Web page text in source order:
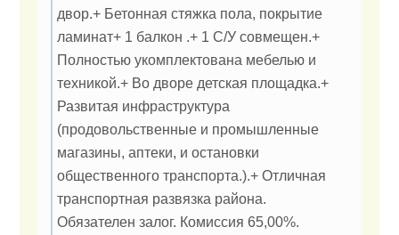
двор.+ Бетонная стяжка пола, покрытие
ламинат+ 1 балкон .+ 1 С/У совмещен.+
Полностью укомплектована мебелью и
техникой.+ Во дворе детская площадка.+
Развитая инфраструктура
(продовольственные и промышленные
магазины, аптеки, и остановки
общественного транспорта.).+ Отличная
транспортная развязка района.
Обязателен залог. Комиссия 65,00%.